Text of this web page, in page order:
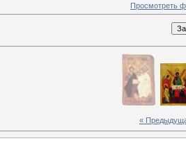
Просмотреть
«